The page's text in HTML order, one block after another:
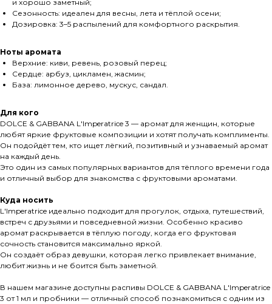
и хорошо заметный;
Сезонность: идеален для весны, лета и тёплой осени;
Дозировка: 3–5 распылений для комфортного раскрытия.
Ноты аромата
Верхние: киви, ревень, розовый перец;
Сердце: арбуз, цикламен, жасмин;
База: лимонное дерево, мускус, сандал.
Для кого
DOLCE & GABBANA L'Imperatrice 3 — аромат для женщин, которые
любят яркие фруктовые композиции и хотят получать комплименты.
Он подойдёт тем, кто ищет лёгкий, позитивный и узнаваемый аромат
на каждый день.
Это один из самых популярных вариантов для тёплого времени года
и отличный выбор для знакомства с фруктовыми ароматами.
Куда носить
L'Imperatrice идеально подходит для прогулок, отдыха, путешествий,
встреч с друзьями и повседневной жизни. Особенно красиво
аромат раскрывается в тёплую погоду, когда его фруктовая
сочность становится максимально яркой.
Он создаёт образ девушки, которая легко привлекает внимание,
любит жизнь и не боится быть заметной.
В нашем магазине доступны распивы DOLCE & GABBANA L'Imperatrice
3 от 1 мл и пробники — отличный способ познакомиться с одним из